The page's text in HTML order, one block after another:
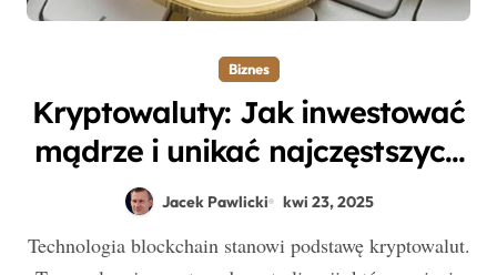
Biznes
Kryptowaluty: Jak inwestować
mądrze i unikać najczęstszych
wpadek
Jacek Pawlicki kwi 23, 2025
Technologia blockchain stanowi podstawę kryptowalut.